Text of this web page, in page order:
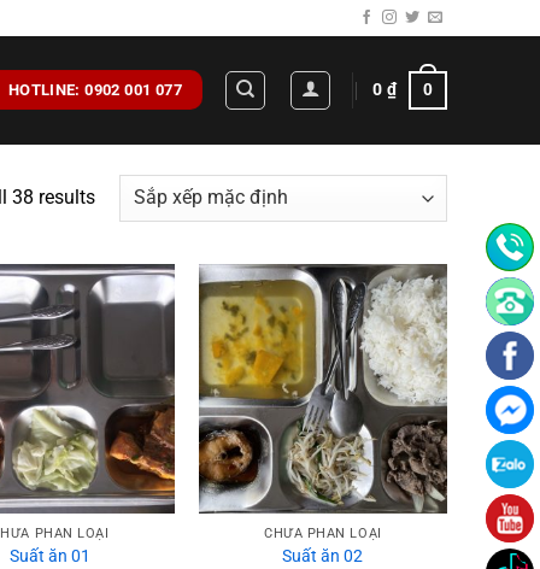
HOTLINE: 0902 001 077 0₫ 0
38 results
PHẦN LOẠI
Suất ăn 01
CHƯA PHẦN LOẠI
Suất ăn 02